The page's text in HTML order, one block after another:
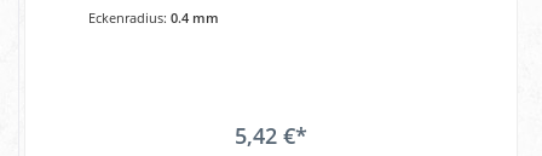
Eckenradius: 0.4 mm
5,42 €*